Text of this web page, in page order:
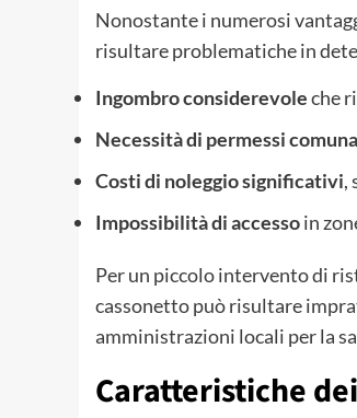
Nonostante i numerosi
risultare problematiche in
Ingombro considerevoleche
Necessità di permessi
Costi di noleggio significativi,
Impossibilità di accessoin
Per un piccolo intervento di
cassonetto può risultare
amministrazioni locali per la
Caratteristiche